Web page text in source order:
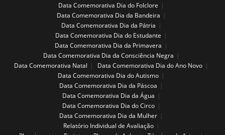
Data Comemorativa Dia do Folclore
Data Comemorativa Dia da Bandeira
Data Comemorativa Dia da Pátria
Data Comemorativa Dia do Estudante
Data Comemorativa Dia da Primavera
Data Comemorativa Dia da Consciência Negra
Data Comemorativa Natal
Data Comemorativa Dia do Ano Novo
Data Comemorativa Dia do Autismo
Data Comemorativa Dia da Páscoa
Data Comemorativa Dia da Água
Data Comemorativa Dia do Circo
Data Comemorativa Dia da Mulher
Relatório Individual de Avaliação